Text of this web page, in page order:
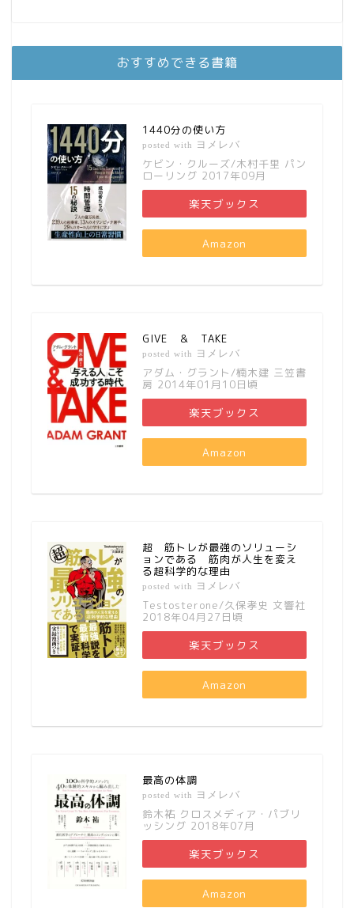
おすすめできる書籍
1440分の使い方
posted with ヨメレバ
ケビン・クルーズ/木村千里 パン
ローリング 2017年09月
楽天ブックス
Amazon
GIVE ＆ TAKE
posted with ヨメレバ
アダム・グラント/楠木建 三笠書
房 2014年01月10日頃
楽天ブックス
Amazon
超 筋トレが最強のソリューシ
ョンである 筋肉が人生を変え
る超科学的な理由
posted with ヨメレバ
Testosterone/久保孝史 文響社
2018年04月27日頃
楽天ブックス
Amazon
最高の体調
posted with ヨメレバ
鈴木祐 クロスメディア・パブリ
ッシング 2018年07月
楽天ブックス
Amazon